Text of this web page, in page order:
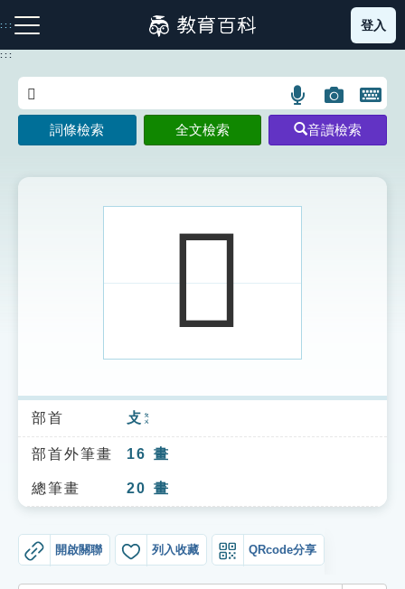
到
主
:::
注音索引圖示 筆畫索引圖示 部首索引表圖示
索引選單
知識索引
單字索引
登入
:::
語
言
搜
示
圖
片
搜
開
鍵
圖
詞條檢索 全文檢索 音讀檢索
𣀭
部首 攴 ㄆㄨ
部首外筆畫 16 畫
總筆畫 20 畫
開啟關聯 列入收藏 QRcode分享